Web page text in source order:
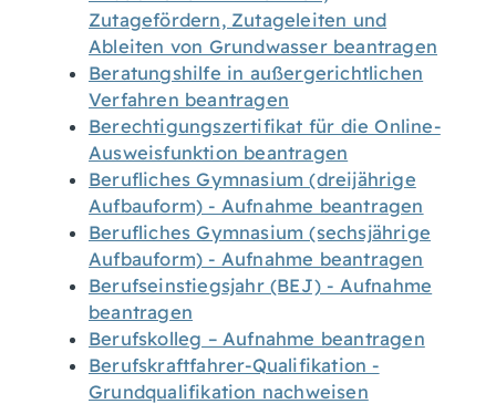
Zutagefördern, Zutageleiten und
Ableiten von Grundwasser beantragen
Beratungshilfe in außergerichtlichen
Verfahren beantragen
Berechtigungszertifikat für die Online-
Ausweisfunktion beantragen
Berufliches Gymnasium (dreijährige
Aufbauform) - Aufnahme beantragen
Berufliches Gymnasium (sechsjährige
Aufbauform) - Aufnahme beantragen
Berufseinstiegsjahr (BEJ) - Aufnahme
beantragen
Berufskolleg – Aufnahme beantragen
Berufskraftfahrer-Qualifikation -
Grundqualifikation nachweisen